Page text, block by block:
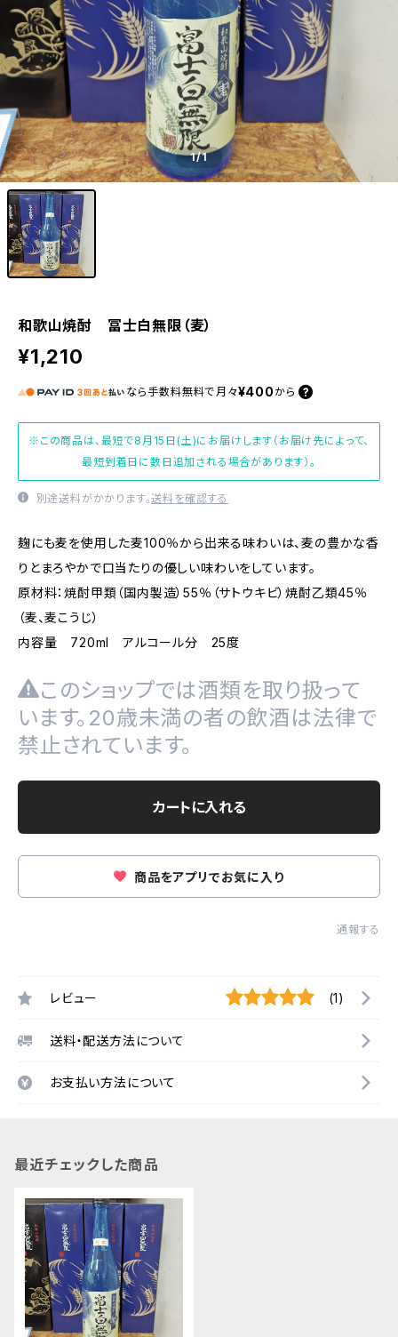
1/1
和歌山焼酎 冨士白無限（麦）
¥1,210
なら 手数料無料で 月々¥400 から
※この商品は、最短で8月15日(土)にお届けします（お届け先によって、
最短到着日に数日追加される場合があります）。
別途送料がかかります。送料を確認する
麹にも麦を使用した麦100％から出来る味わいは、麦の豊かな香
りとまろやかで口当たりの優しい味わいをしています。
原材料：焼酎甲類（国内製造）55％（サトウキビ）焼酎乙類45％
（麦、麦こうじ）
内容量 720ml アルコール分 25度
このショップでは酒類を取り扱って
います。20歳未満の者の飲酒は法律で
禁止されています。
カートに入れる
商品をアプリでお気に入り
通報する
レビュー (1)
送料・配送方法について
お支払い方法について
最近チェックした商品